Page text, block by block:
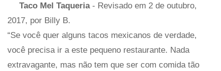
Taco Mel Taqueria - Revisado em 2 de outubro,
2017, por Billy B.
“Se você quer alguns tacos mexicanos de verdade,
você precisa ir a este pequeno restaurante. Nada
extravagante, mas não tem que ser com comida tão